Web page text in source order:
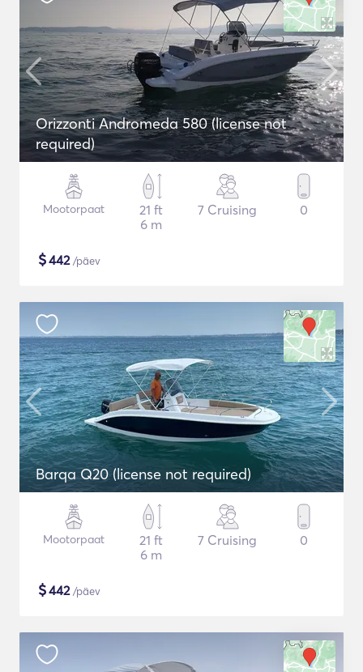
Orizzonti Andromeda 580 (license not
required)
Mootorpaat
21 ft
6 m
7 Cruising 0
$442/päev
Barqa Q20 (license not required)
Mootorpaat
21 ft
6 m
7 Cruising 0
$442/päev